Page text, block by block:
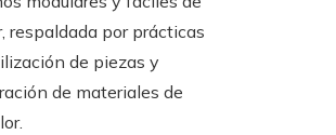
respaldada por prácticas
de piezas y
de materiales de